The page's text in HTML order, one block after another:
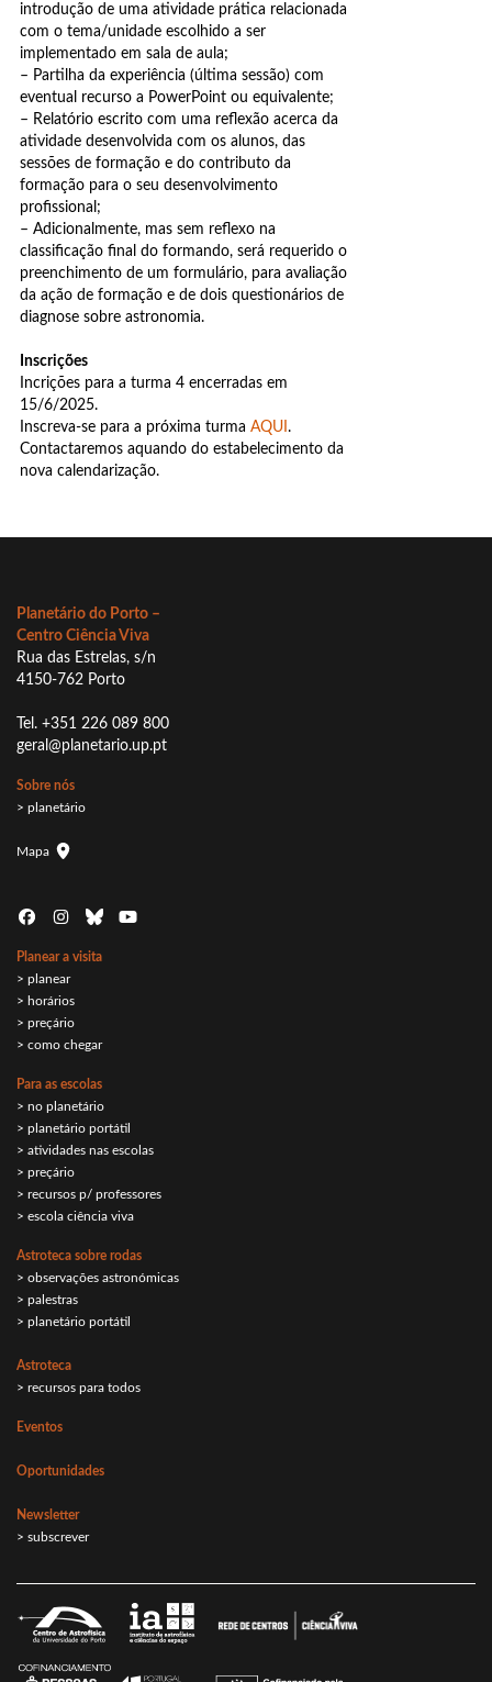
introdução de uma atividade prática relacionada
com o tema/unidade escolhido a ser
implementado em sala de aula;
– Partilha da experiência (última sessão) com
eventual recurso a PowerPoint ou equivalente;
– Relatório escrito com uma reflexão acerca da
atividade desenvolvida com os alunos, das
sessões de formação e do contributo da
formação para o seu desenvolvimento
profissional;
– Adicionalmente, mas sem reflexo na
classificação final do formando, será requerido o
preenchimento de um formulário, para avaliação
da ação de formação e de dois questionários de
diagnose sobre astronomia.
Inscrições
Incrições para a turma 4 encerradas em
15/6/2025.
Inscreva-se para a próxima turmaAQUI .
Contactaremos aquando do estabelecimento da
nova calendarização.
Planetário do Porto –
Centro Ciência Viva
Rua das Estrelas, s/n
4150-762 Porto
Tel. +351 226 089 800
geral@planetario.up.pt
Sobre nós
> planetário
Mapa
Planear a visita
> planear
> horários
> preçário
> como chegar
Para as escolas
> no planetário
> planetário portátil
> atividades nas escolas
> preçário
> recursos p/ professores
> escola ciência viva
Astroteca sobre rodas
> observações astronómicas
> palestras
> planetário portátil
Astroteca
> recursos para todos
Eventos
Oportunidades
Newsletter
> subscrever